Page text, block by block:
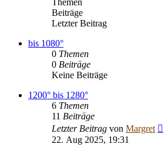
Beiträge
Letzter Beitrag
bis 1080°
0 Themen
0 Beiträge
Keine Beiträge
1200° bis 1280°
6 Themen
11 Beiträge
Letzter Beitrag von Margret
22. Aug 2025, 19:31